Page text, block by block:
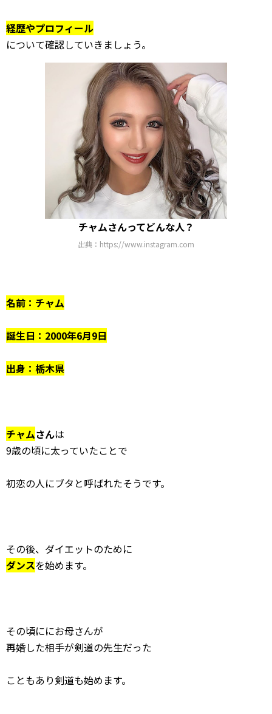
経歴やプロフィール
について確認していきましょう。
チャムさんってどんな人？
出典：https://www.instagram.com
名前：チャム
誕生日：2000年6月9日
出身：栃木県
チャムさんは
9歳の頃に太っていたことで
初恋の人にブタと呼ばれたそうです。
その後、ダイエットのために
ダンスを始めます。
その頃ににお母さんが
再婚した相手が剣道の先生だった
こともあり剣道も始めます。